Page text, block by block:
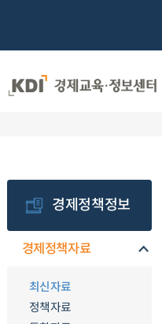
경제정책정보
경제정책자료
최신자료
정책자료